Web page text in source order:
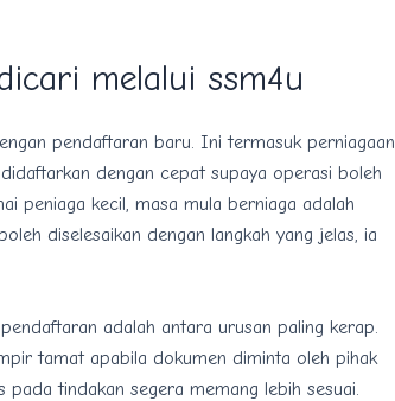
melalui ssm4u
pendaftaran baru. Ini termasuk perniagaan
dengan cepat supaya operasi boleh
peniaga kecil, masa mula berniaga adalah
diselesaikan dengan langkah yang jelas, ia
adalah antara urusan paling kerap.
tamat apabila dokumen diminta oleh pihak
pada tindakan segera memang lebih sesuai.